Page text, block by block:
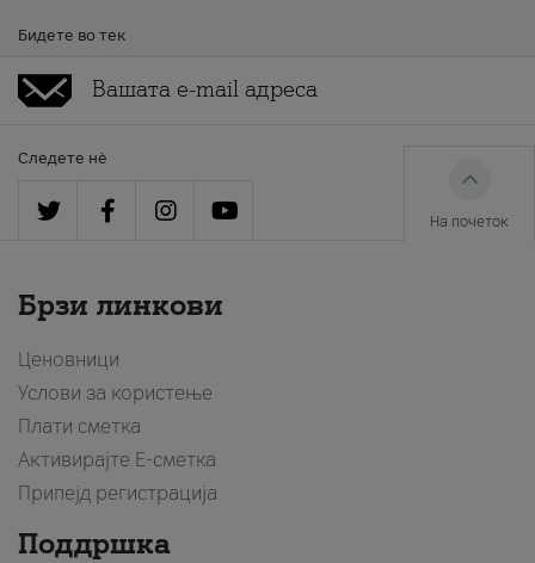
Бидете во тек
Следете нè
На почеток
Брзи линкови
Ценовници
Услови за користење
Плати сметка
Активирајте Е-сметка
Припејд регистрација
Поддршка